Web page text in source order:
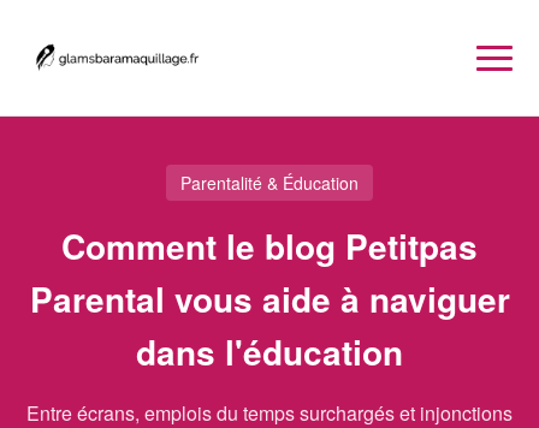
Parentalité & Éducation
Comment le blog Petitpas
Parental vous aide à naviguer
dans l'éducation
Entre écrans, emplois du temps surchargés et injonctions